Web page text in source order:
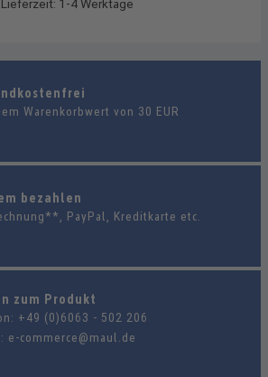
1-4 Werktage
Warenkorbwert von 30 EUR
bezahlen
PayPal, Kreditkarte etc.
zum Produkt
+49 (0)6063 - 502 206
e-commerce@maul.de